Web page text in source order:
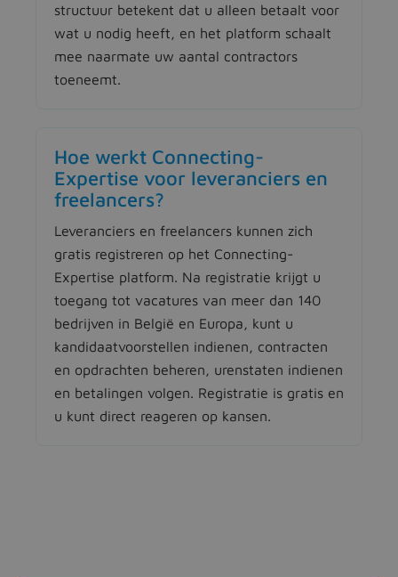
structuur betekent dat u alleen betaalt voor
wat u nodig heeft, en het platform schaalt
mee naarmate uw aantal contractors
toeneemt.
Hoe werkt Connecting-
Expertise voor leveranciers en
freelancers?
Leveranciers en freelancers kunnen zich
gratis registreren op het Connecting-
Expertise platform. Na registratie krijgt u
toegang tot vacatures van meer dan 140
bedrijven in België en Europa, kunt u
kandidaatvoorstellen indienen, contracten
en opdrachten beheren, urenstaten indienen
en betalingen volgen. Registratie is gratis en
u kunt direct reageren op kansen.